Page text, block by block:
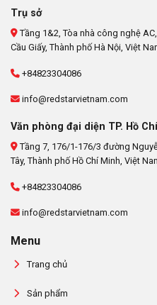
Trụ sở
Tầng 1&2, Tòa nhà công nghệ
Cầu Giấy, Thành phố Hà Nội, Việt
+84823304086
info@redstarvietnam.com
Văn phòng đại diện TP. Hồ
Tầng 7, 176/1-176/3 đường
Tây, Thành phố Hồ Chí Minh, Việt
+84823304086
info@redstarvietnam.com
Menu
Trang chủ
Sản phẩm